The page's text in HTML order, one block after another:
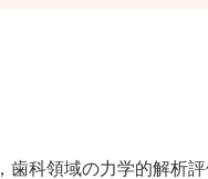
科領域の力学的解析